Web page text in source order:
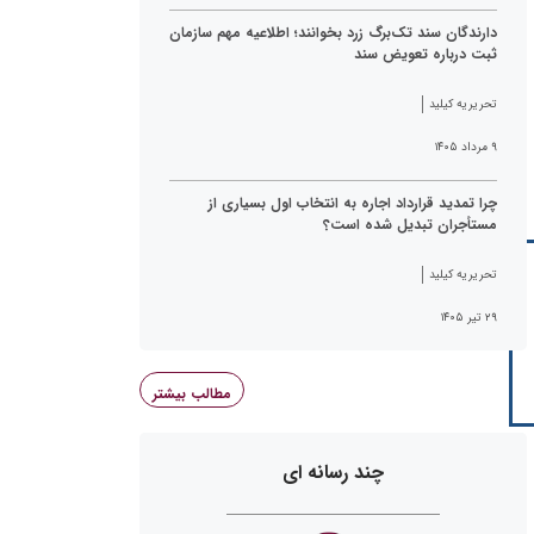
دارندگان سند تک‌برگ زرد بخوانند؛ اطلاعیه مهم سازمان
ثبت درباره تعویض سند
تحریریه کیلید
۹ مرداد ۱۴۰۵
چرا تمدید قرارداد اجاره به انتخاب اول بسیاری از
مستأجران تبدیل شده است؟
تحریریه کیلید
۲۹ تیر ۱۴۰۵
مطالب بیشتر
چند رسانه ای